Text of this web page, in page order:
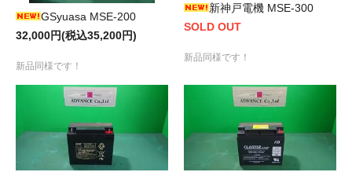
GSyuasa MSE-200
32,000円(税込35,200円)
新品同様です！
新神戸電機 MSE-300
SOLD OUT
新品同様です！